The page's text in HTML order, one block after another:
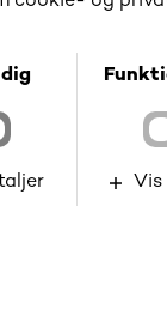
udløber. En
udløber.
Mail sendes
Segment